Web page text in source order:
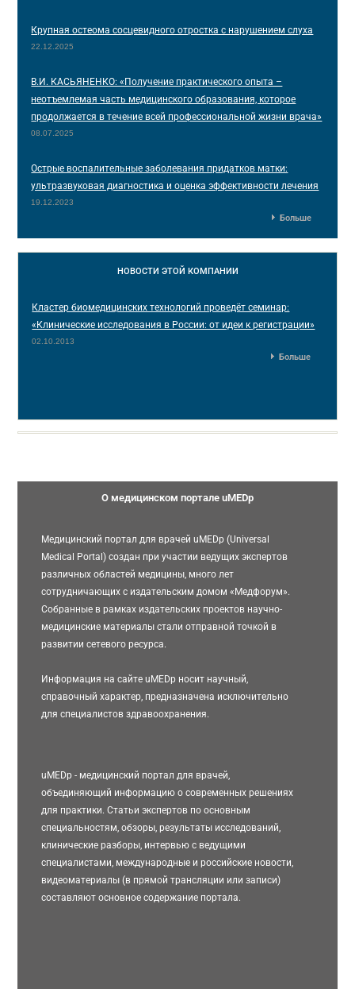
Крупная остеома сосцевидного отростка с нарушением слуха
22.12.2025
В.И. КАСЬЯНЕНКО: «Получение практического опыта –
неотъемлемая часть медицинского образования, которое
продолжается в течение всей профессиональной жизни врача»
08.07.2025
Острые воспалительные заболевания придатков матки:
ультразвуковая диагностика и оценка эффективности лечения
19.12.2023
Больше
НОВОСТИ ЭТОЙ КОМПАНИИ
Кластер биомедицинских технологий проведёт семинар:
«Клинические исследования в России: от идеи к регистрации»
02.10.2013
Больше
О медицинском портале uMEDp
Медицинский портал для врачей uMEDp (Universal
Medical Portal) создан при участии ведущих экспертов
различных областей медицины, много лет
сотрудничающих с издательским домом «Медфорум».
Собранные в рамках издательских проектов научно-
медицинские материалы стали отправной точкой в
развитии сетевого ресурса.
Информация на сайте uMEDp носит научный,
справочный характер, предназначена исключительно
для специалистов здравоохранения.
uMEDp - медицинский портал для врачей,
объединяющий информацию о современных решениях
для практики. Статьи экспертов по основным
специальностям, обзоры, результаты исследований,
клинические разборы, интервью с ведущими
специалистами, международные и российские новости,
видеоматериалы (в прямой трансляции или записи)
составляют основное содержание портала.